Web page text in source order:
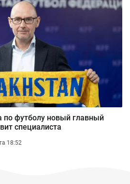
по футболу новый главный
специалиста
18:52